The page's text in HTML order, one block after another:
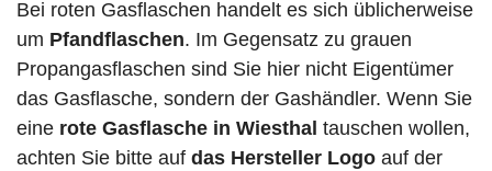
Bei roten Gasflaschen handelt es sich üblicherweise
um Pfandflaschen. Im Gegensatz zu grauen
Propangasflaschen sind Sie hier nicht Eigentümer
das Gasflasche, sondern der Gashändler. Wenn Sie
eine rote Gasflasche in Wiesthal tauschen wollen,
achten Sie bitte auf das Hersteller Logo auf der